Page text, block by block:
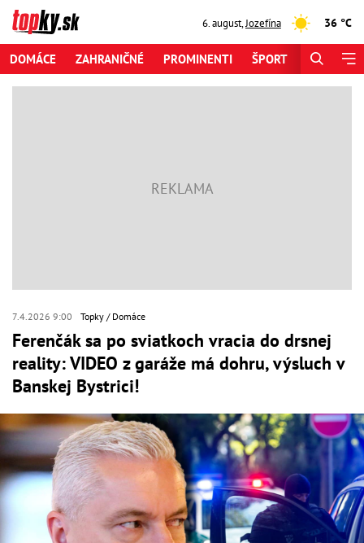
6. august,Jozefína 36 °C
DOMÁCE ZAHRANIČNÉ PROMINENTI ŠPORT
7.4.2026 9:00 Topky Domáce
Ferenčák sa po sviatkoch vracia do drsnej
reality: VIDEO z garáže má dohru, výsluch v
Banskej Bystrici!